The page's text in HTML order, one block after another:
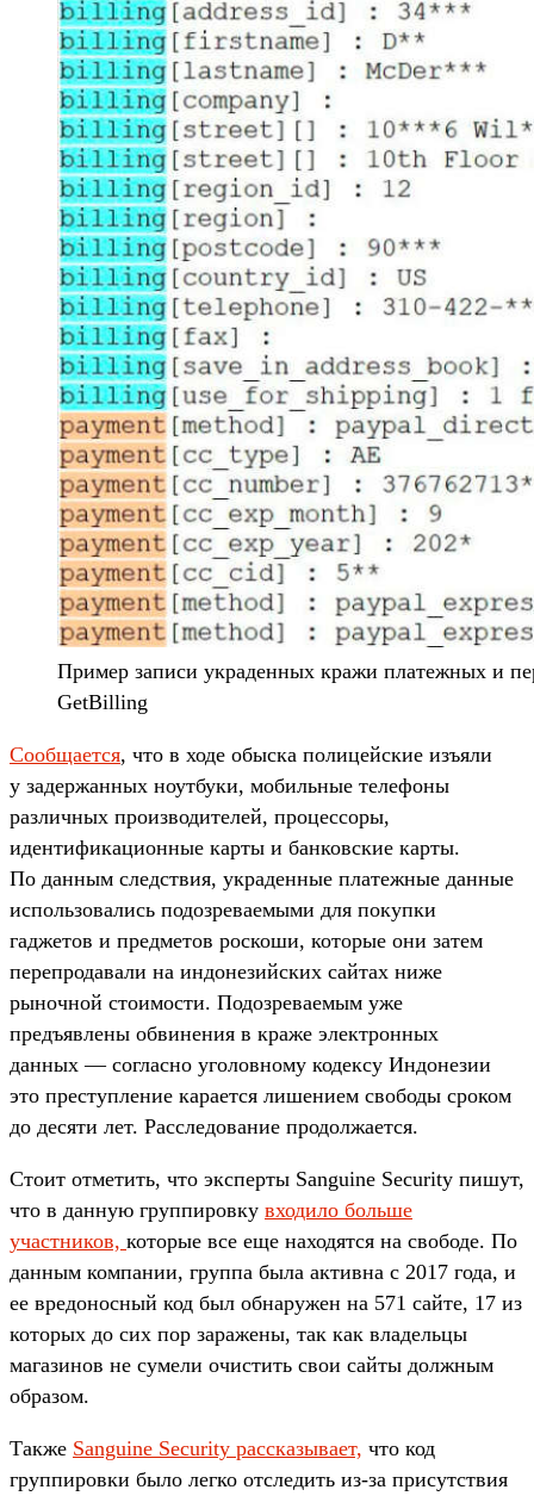
Пример записи украденных кражи платежных и
GetBilling
Сообщается, что в ходе обыска полицейские изъяли
у задержанных ноутбуки, мобильные телефоны
различных производителей, процессоры,
идентификационные карты и банковские карты.
По данным следствия, украденные платежные данные
использовались подозреваемыми для покупки
гаджетов и предметов роскоши, которые они затем
перепродавали на индонезийских сайтах ниже
рыночной стоимости. Подозреваемым уже
предъявлены обвинения в краже электронных
данных — согласно уголовному кодексу Индонезии
это преступление карается лишением свободы сроком
до десяти лет. Расследование продолжается.
Стоит отметить, что эксперты Sanguine Security пишут,
что в данную группировку входило больше
участников, которые все еще находятся на свободе. По
данным компании, группа была активна с 2017 года, и
ее вредоносный код был обнаружен на 571 сайте, 17 из
которых до сих пор заражены, так как владельцы
магазинов не сумели очистить свои сайты должным
образом.
Также Sanguine Security рассказывает, что код
группировки было легко отследить из-за присутствия